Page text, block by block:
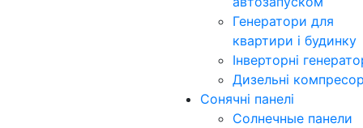
Генератори для
квартири і будинку
Інверторні
Дизельні
Сонячні панелі
Солнечные панели